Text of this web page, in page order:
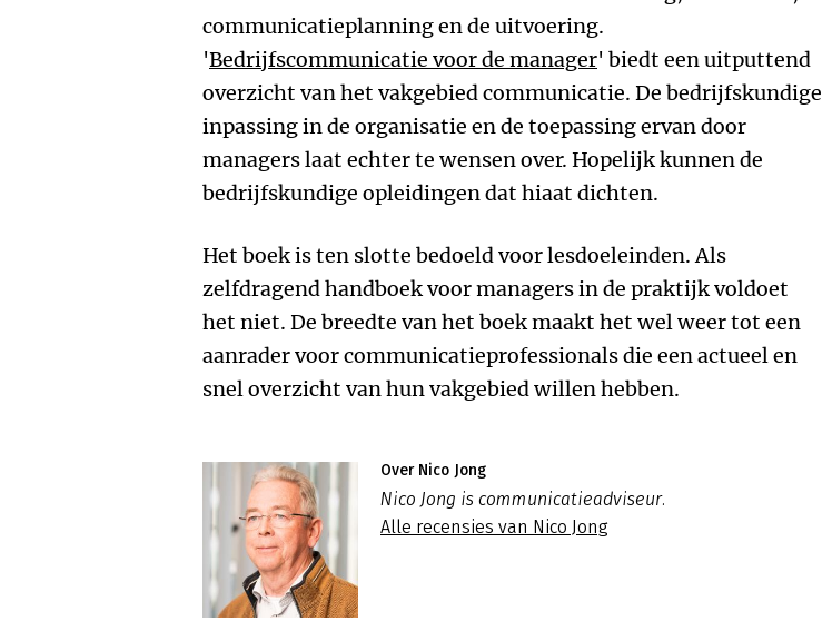
communicatieplanning en de uitvoering.
'Bedrijfscommunicatie voor de manager' biedt een uitputtend
overzicht van het vakgebied communicatie. De bedrijfskundige
inpassing in de organisatie en de toepassing ervan door
managers laat echter te wensen over. Hopelijk kunnen de
bedrijfskundige opleidingen dat hiaat dichten.
Het boek is ten slotte bedoeld voor lesdoeleinden. Als
zelfdragend handboek voor managers in de praktijk voldoet
het niet. De breedte van het boek maakt het wel weer tot een
aanrader voor communicatieprofessionals die een actueel en
snel overzicht van hun vakgebied willen hebben.
Over Nico Jong
Nico Jong is communicatieadviseur.
Alle recensies van Nico Jong